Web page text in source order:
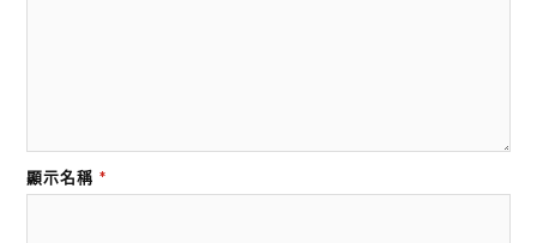
顯示名稱 *